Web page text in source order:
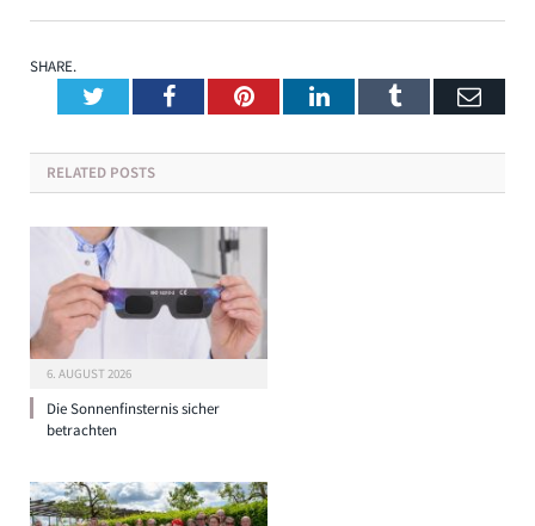
SHARE.
TwitterFacebookPinterestLinkedInTumblr
RELATED POSTS
6. AUGUST 2026
Die Sonnenfinsternis sicher
betrachten